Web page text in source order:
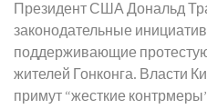
Президент США Дональд
законодательные
поддерживающие
жителей Гонконга. Власти
примут “жесткие